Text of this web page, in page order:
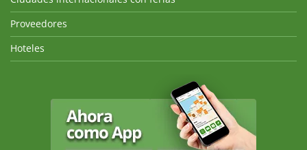
Proveedores
Hoteles